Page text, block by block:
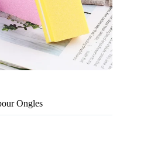
Ongles